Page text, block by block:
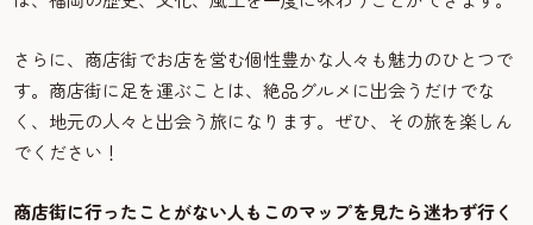
さらに、商店街でお店を営む個性豊かな人々も魅力のひとつで
す。商店街に足を運ぶことは、絶品グルメに出会うだけでな
く、地元の人々と出会う旅になります。ぜひ、その旅を楽しん
でください！
商店街に行ったことがない人もこのマップを見たら迷わず行く